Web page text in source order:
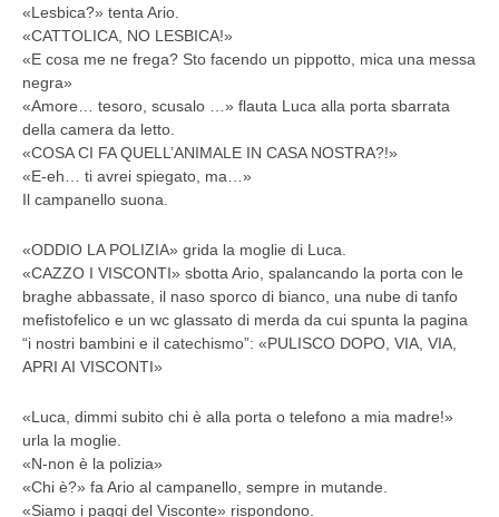
«Lesbica?» tenta Ario.
«CATTOLICA, NO LESBICA!»
«E cosa me ne frega? Sto facendo un pippotto, mica una messa
negra»
«Amore… tesoro, scusalo …» flauta Luca alla porta sbarrata
della camera da letto.
«COSA CI FA QUELL’ANIMALE IN CASA NOSTRA?!»
«E-eh… ti avrei spiegato, ma…»
Il campanello suona.
«ODDIO LA POLIZIA» grida la moglie di Luca.
«CAZZO I VISCONTI» sbotta Ario, spalancando la porta con le
braghe abbassate, il naso sporco di bianco, una nube di tanfo
mefistofelico e un wc glassato di merda da cui spunta la pagina
“i nostri bambini e il catechismo”: «PULISCO DOPO, VIA, VIA,
APRI AI VISCONTI»
«Luca, dimmi subito chi è alla porta o telefono a mia madre!»
urla la moglie.
«N-non è la polizia»
«Chi è?» fa Ario al campanello, sempre in mutande.
«Siamo i paggi del Visconte» rispondono.